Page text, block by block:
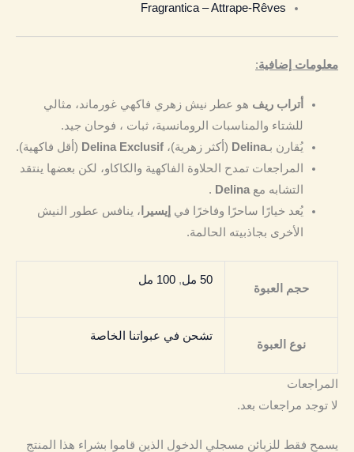
Fragrantica – Attrape-Rêves
معلومات إضافية:
أتراب ريف هو عطر نيش زهري فاكهي غورماند، مثالي
للشتاء والمناسبات الرومانسية، ثبات ، فوحان جيد.
يُقارن بـDelina (أكثر زهرية)، Delina Exclusif (أقل فاكهية).
المراجعات تمدح الحلاوة الفاكهية والكاكاو، لكن بعضها ينتقد
التشابه مع Delina
.
يُعد خيارًا ساحرًا وفاخرًا في إيسيرا ، ينافس عطور النيش
الأخرى بجاذبيته الحالمة.
حجم العبوة
50 مل , 100 مل
نوع العبوة
تشحن في عبواتنا الخاصة
المراجعات
لا توجد مراجعات بعد.
يسمح فقط للزبائن مسجلي الدخول الذين قاموا بشراء هذا المنتج